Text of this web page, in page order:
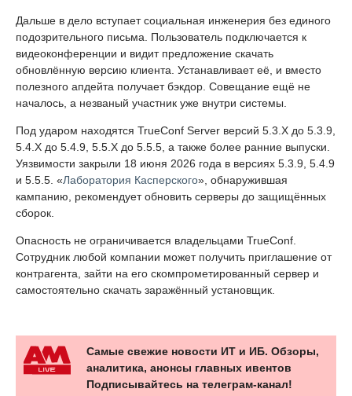
Дальше в дело вступает социальная инженерия без единого
подозрительного письма. Пользователь подключается к
видеоконференции и видит предложение скачать
обновлённую версию клиента. Устанавливает её, и вместо
полезного апдейта получает бэкдор. Совещание ещё не
началось, а незваный участник уже внутри системы.
Под ударом находятся TrueConf Server версий 5.3.X до 5.3.9,
5.4.X до 5.4.9, 5.5.X до 5.5.5, а также более ранние выпуски.
Уязвимости закрыли 18 июня 2026 года в версиях 5.3.9, 5.4.9
и 5.5.5. «Лаборатория Касперского», обнаружившая
кампанию, рекомендует обновить серверы до защищённых
сборок.
Опасность не ограничивается владельцами TrueConf.
Сотрудник любой компании может получить приглашение от
контрагента, зайти на его скомпрометированный сервер и
самостоятельно скачать заражённый установщик.
Самые свежие новости ИТ и ИБ. Обзоры,
аналитика, анонсы главных ивентов
Подписывайтесь на телеграм-канал!